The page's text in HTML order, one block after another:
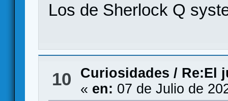
Los de Sherlock Q
10 Curiosidades / Re:El
« en: 07 de Julio de